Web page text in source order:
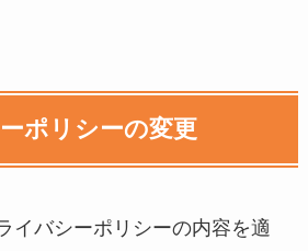
ポリシーの変更
イバシーポリシーの内容を適